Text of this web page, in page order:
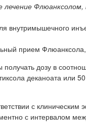
внутримышечного
прием
дозу в
деканоата или
с клиническим
с интервалом